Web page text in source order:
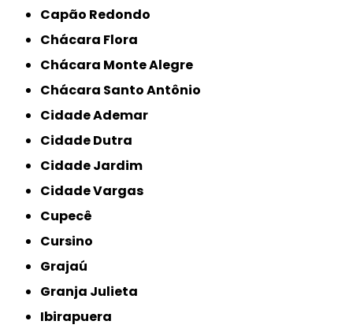
Capão Redondo
Chácara Flora
Chácara Monte Alegre
Chácara Santo Antônio
Cidade Ademar
Cidade Dutra
Cidade Jardim
Cidade Vargas
Cupecê
Cursino
Grajaú
Granja Julieta
Ibirapuera